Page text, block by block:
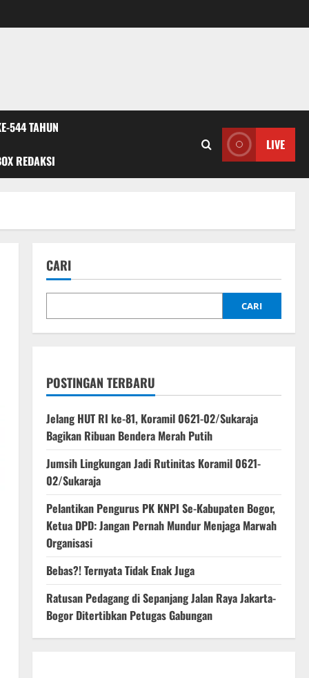
544 TAHUN
REDAKSI
LIVE
CARI
CARI
POSTINGAN TERBARU
Jelang HUT RI ke-81, Koramil 0621-02/Sukaraja
Bagikan Ribuan Bendera Merah Putih
Jumsih Lingkungan Jadi Rutinitas Koramil 0621-
02/Sukaraja
Pelantikan Pengurus PK KNPI Se-Kabupaten Bogor,
Ketua DPD: Jangan Pernah Mundur Menjaga Marwah
Organisasi
Bebas?! Ternyata Tidak Enak Juga
Ratusan Pedagang di Sepanjang Jalan Raya Jakarta-
Bogor Ditertibkan Petugas Gabungan